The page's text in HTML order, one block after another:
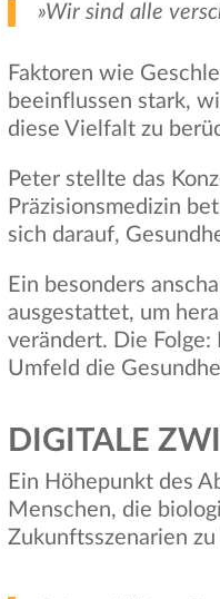
»Wir sind alle
Faktoren wie
beeinflussen stark,
diese Vielfalt zu
Peter stellte das
Präzisionsmedizin
sich darauf,
Ein besonders
ausgestattet, um
verändert. Die
Umfeld die
DIGITALE
Ein Höhepunkt des
Menschen, die
Zukunftsszenarien